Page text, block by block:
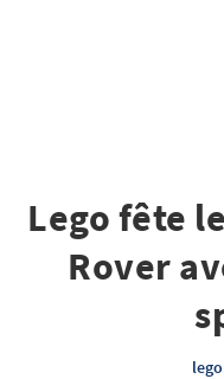
Lego fête
Rover
lego